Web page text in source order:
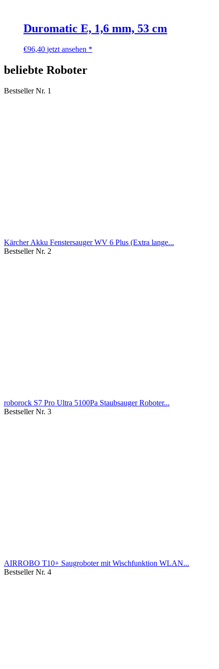
Duromatic E, 1,6 mm, 53 cm
€96,40 jetzt ansehen *
beliebte Roboter
Bestseller Nr. 1
Kärcher Akku Fenstersauger WV 6 Plus (Extra lange...
Bestseller Nr. 2
roborock S7 Pro Ultra 5100Pa Staubsauger Roboter...
Bestseller Nr. 3
AIRROBO T10+ Saugroboter mit Wischfunktion WLAN...
Bestseller Nr. 4